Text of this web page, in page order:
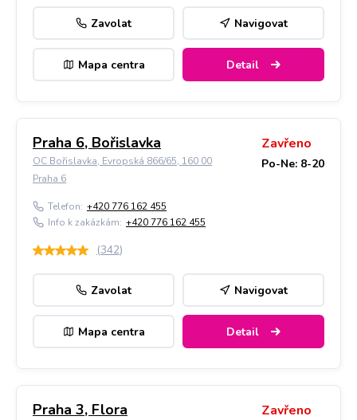
Zavolat Navigovat
Mapa centra Detail
Praha 6, Bořislavka
OC Bořislavka, Evropská 866/65, 160 00
Praha 6
Zavřeno
Po-Ne: 8-20
Telefon: +420 776 162 455
Info k zakázkám: +420 776 162 455
(342)
Zavolat Navigovat
Mapa centra Detail
Praha 3, Flora Zavřeno